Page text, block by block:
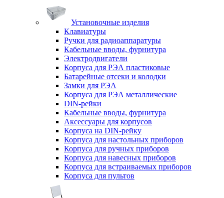
Установочные изделия
Клавиатуры
Ручки для радиоаппаратуры
Кабельные вводы, фурнитура
Электродвигатели
Корпуса для РЭА пластиковые
Батарейные отсеки и колодки
Замки для РЭА
Корпуса для РЭА металлические
DIN-рейки
Кабельные вводы, фурнитура
Аксессуары для корпусов
Корпуса на DIN-рейку
Корпуса для настольных приборов
Корпуса для ручных приборов
Корпуса для навесных приборов
Корпуса для встраиваемых приборов
Корпуса для пультов